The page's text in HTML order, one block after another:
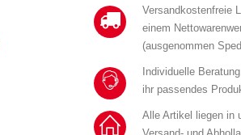
Versandkostenfreie
einem
(ausgenommen
Individuelle
ihr passendes
Alle Artikel liegen in